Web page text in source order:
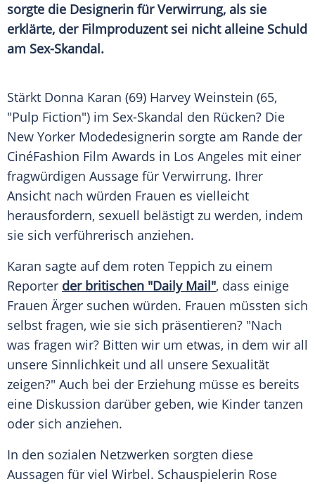
sorgte die Designerin fürVerwirrung, als sie
erklärte, der Filmproduzent sei nicht alleine Schuld
am Sex-Skandal.
Stärkt Donna Karan (69) Harvey Weinstein (65,
"Pulp Fiction") im Sex-Skandal den Rücken? Die
New Yorker Modedesignerin sorgte am Rande der
CinéFashion Film Awards in Los Angeles mit einer
fragwürdigen Aussage für Verwirrung. Ihrer
Ansicht nach würden Frauen es vielleicht
herausfordern, sexuell belästigt zu werden, indem
sie sich verführerisch anziehen.
Karan sagte auf dem roten Teppich zu einem
Reporter der britischen "Daily Mail", dass einige
Frauen Ärger suchen würden. Frauen müssten sich
selbst fragen, wie sie sich präsentieren? "Nach
was fragen wir? Bitten wir um etwas, in dem wir all
unsere Sinnlichkeit und all unsere Sexualität
zeigen?" Auch bei der Erziehung müsse es bereits
eine Diskussion darüber geben, wie Kinder tanzen
oder sich anziehen.
In den sozialen Netzwerken sorgten diese
Aussagen für viel Wirbel. Schauspielerin Rose